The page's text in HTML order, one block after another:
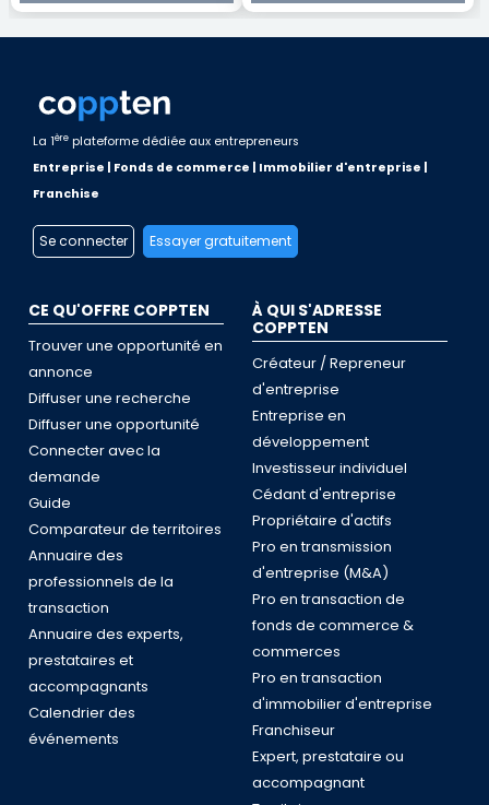
La 1ère plateforme dédiée aux entrepreneurs
Entreprise | Fonds de commerce | Immobilier d'entreprise |
Franchise
Se connecter Essayer gratuitement
CE QU'OFFRE COPPTEN
Trouver une opportunité en
annonce
Diffuser une recherche
Diffuser une opportunité
Connecter avec la
demande
Guide
Comparateur de territoires
Annuaire des
professionnels de la
transaction
Annuaire des experts,
prestataires et
accompagnants
Calendrier des
événements
À QUI S'ADRESSE
COPPTEN
Créateur / Repreneur
d'entreprise
Entreprise en
développement
Investisseur individuel
Cédant d'entreprise
Propriétaire d'actifs
Pro en transmission
d'entreprise (M&A)
Pro en transaction de
fonds de commerce &
commerces
Pro en transaction
d'immobilier d'entreprise
Franchiseur
Expert, prestataire ou
accompagnant